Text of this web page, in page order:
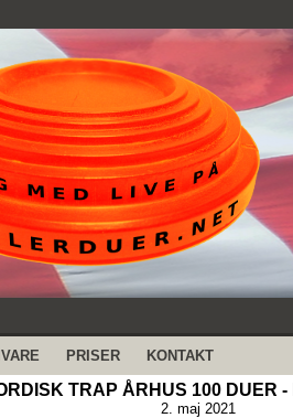
PRISER KONTAKT
TRAP ÅRHUS 100 DUER
2. maj 2021